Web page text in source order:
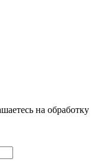
на обработку